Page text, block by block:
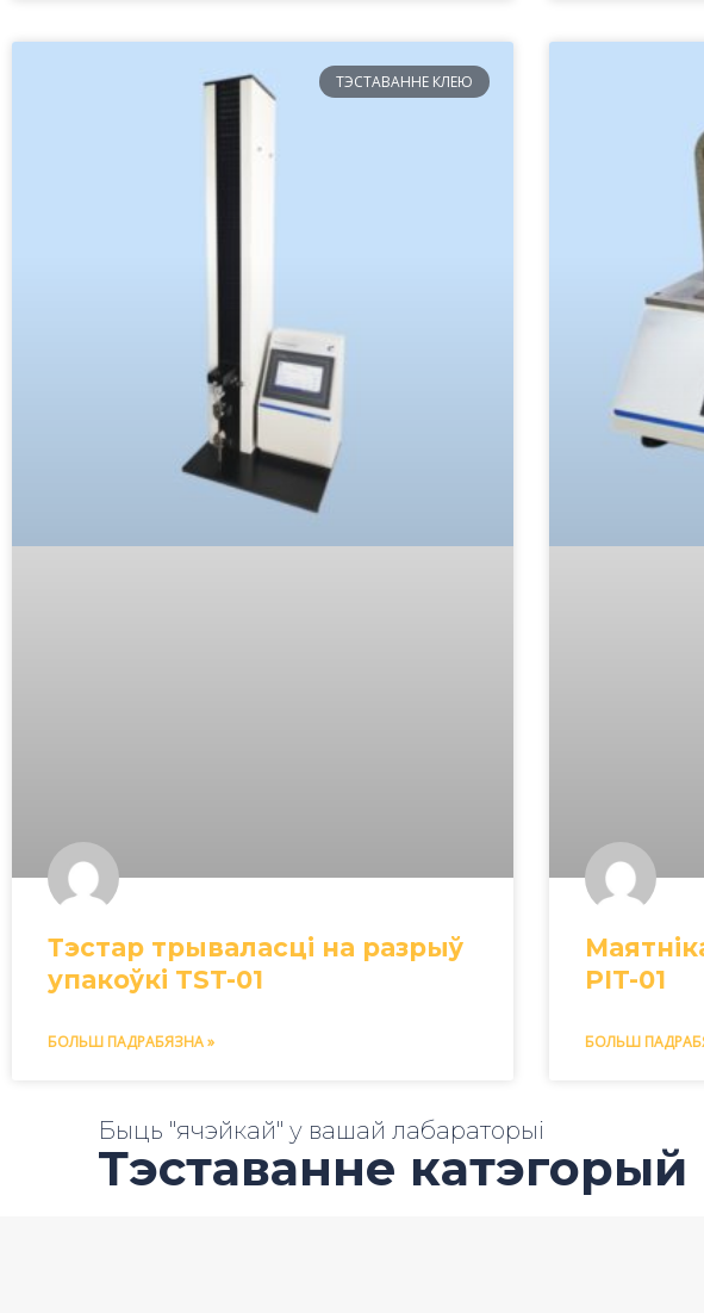
ТЭСТАВАННЕ КЛЕЮ
Тэстар трываласці на разрыў
упакоўкі TST-01
БОЛЬШ ПАДРАБЯЗНА »
PIT-01
БОЛЬШ
Быць "ячэйкай" у вашай лабараторыі
Тэставанне катэгорый